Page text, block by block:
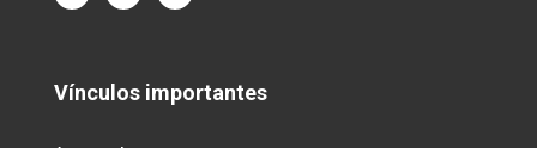
Vínculos importantes